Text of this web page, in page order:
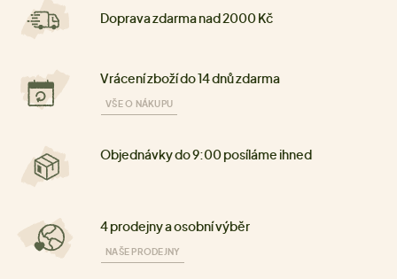
Doprava zdarma nad 2000 Kč
Vrácení zboží do 14 dnů zdarma
VŠE O NÁKUPU
Objednávky do 9:00 posíláme ihned
4 prodejny a osobní výběr
NAŠE PRODEJNY